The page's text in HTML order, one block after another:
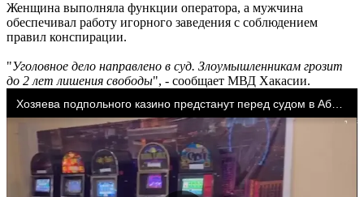
Женщина выполняла функции оператора, а мужчина
обеспечивал работу игорного заведения с соблюдением
правил конспирации.
"Уголовное дело направлено в суд. Злоумышленникам грозит
до 2 лет лишения свободы", - сообщает МВД Хакасии.